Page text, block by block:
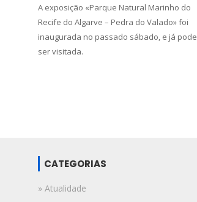
A exposição «Parque Natural Marinho do
Recife do Algarve – Pedra do Valado» foi
inaugurada no passado sábado, e já pode
ser visitada.
CATEGORIAS
» Atualidade